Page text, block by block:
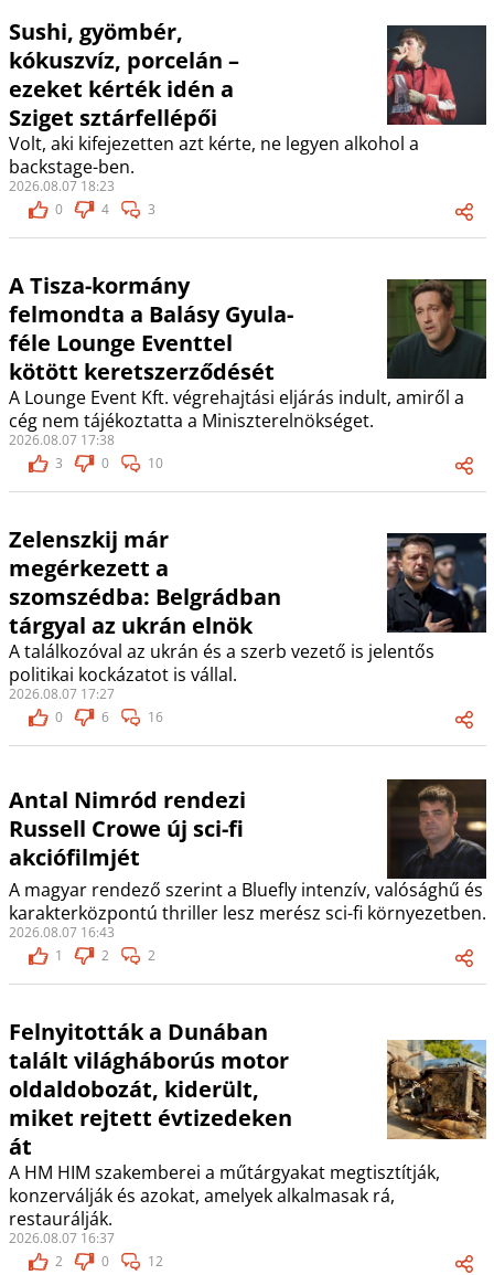
Sushi, gyömbér,
kókuszvíz, porcelán –
ezeket kérték idén a
Sziget sztárfellépői
Volt, aki kifejezetten azt kérte, ne legyen alkohol a
backstage-ben.
2026.08.07 18:23
0
4 3
A Tisza-kormány
felmondta a Balásy Gyula-
féle Lounge Eventtel
kötött keretszerződését
A Lounge Event Kft. végrehajtási eljárás indult, amiről a
cég nem tájékoztatta a Miniszterelnökséget.
2026.08.07 17:38
3
0 10
Zelenszkij már
megérkezett a
szomszédba: Belgrádban
tárgyal az ukrán elnök
A találkozóval az ukrán és a szerb vezető is jelentős
politikai kockázatot is vállal.
2026.08.07 17:27
0
6 16
Antal Nimród rendezi
Russell Crowe új sci-fi
akciófilmjét
A magyar rendező szerint a Bluefly intenzív, valósághű és
karakterközpontú thriller lesz merész sci-fi környezetben.
2026.08.07 16:43
1
2 2
Felnyitották a Dunában
talált világháborús motor
oldaldobozát, kiderült,
miket rejtett évtizedeken
át
A HM HIM szakemberei a műtárgyakat megtisztítják,
konzerválják és azokat, amelyek alkalmasak rá,
restaurálják.
2026.08.07 16:37
2
0 12